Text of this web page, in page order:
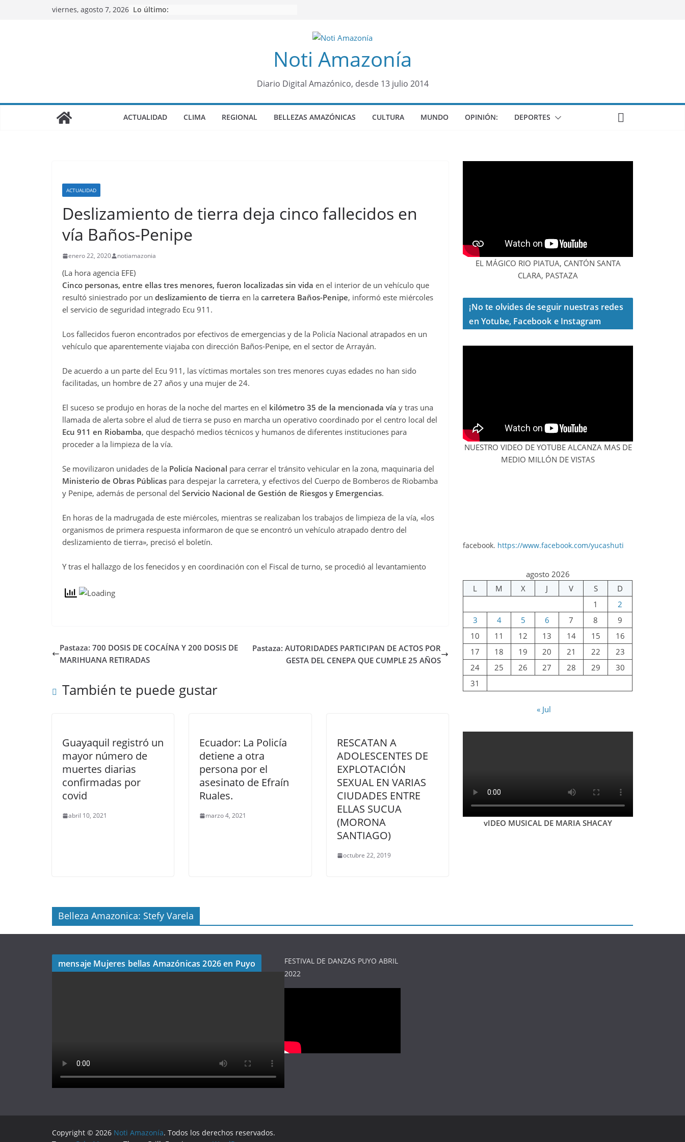
viernes, agosto 7, 2026 Lo último:
Noti Amazonía
Diario Digital Amazónico, desde 13 julio 2014
ACTUALIDAD CLIMA REGIONAL BELLEZAS AMAZÓNICAS CULTURA MUNDO OPINIÓN: DEPORTES
ACTUALIDAD
Deslizamiento de tierra deja cinco fallecidos en
vía Baños-Penipe
enero 22, 2020 notiamazonia
(La hora agencia EFE)
Cinco personas, entre ellas tres menores, fueron localizadas sin vida en el interior de un vehículo que
resultó siniestrado por un deslizamiento de tierra en la carretera Baños-Penipe, informó este miércoles
el servicio de seguridad integrado Ecu 911.
Los fallecidos fueron encontrados por efectivos de emergencias y de la Policía Nacional atrapados en un
vehículo que aparentemente viajaba con dirección Baños-Penipe, en el sector de Arrayán.
De acuerdo a un parte del Ecu 911, las víctimas mortales son tres menores cuyas edades no han sido
facilitadas, un hombre de 27 años y una mujer de 24.
El suceso se produjo en horas de la noche del martes en el kilómetro 35 de la mencionada vía y tras una
llamada de alerta sobre el alud de tierra se puso en marcha un operativo coordinado por el centro local del
Ecu 911 en Riobamba, que despachó medios técnicos y humanos de diferentes instituciones para
proceder a la limpieza de la vía.
Se movilizaron unidades de la Policía Nacional para cerrar el tránsito vehicular en la zona, maquinaria del
Ministerio de Obras Públicas para despejar la carretera, y efectivos del Cuerpo de Bomberos de Riobamba
y Penipe, además de personal del Servicio Nacional de Gestión de Riesgos y Emergencias.
En horas de la madrugada de este miércoles, mientras se realizaban los trabajos de limpieza de la vía, «los
organismos de primera respuesta informaron de que se encontró un vehículo atrapado dentro del
deslizamiento de tierra», precisó el boletín.
Y tras el hallazgo de los fenecidos y en coordinación con el Fiscal de turno, se procedió al levantamiento
Pastaza: 700 DOSIS DE COCAÍNA Y 200 DOSIS DE
MARIHUANA RETIRADAS
Pastaza: AUTORIDADES PARTICIPAN DE ACTOS POR
GESTA DEL CENEPA QUE CUMPLE 25 AÑOS
También te puede gustar
Guayaquil registró un
mayor número de
muertes diarias
confirmadas por
covid
abril 10, 2021
Ecuador: La Policía
detiene a otra
persona por el
asesinato de Efraín
Ruales.
marzo 4, 2021
RESCATAN A
ADOLESCENTES DE
EXPLOTACIÓN
SEXUAL EN VARIAS
CIUDADES ENTRE
ELLAS SUCUA
(MORONA
SANTIAGO)
octubre 22, 2019
EL MÁGICO RIO PIATUA, CANTÓN SANTA
CLARA, PASTAZA
¡No te olvides de seguir nuestras redes
en Yotube, Facebook e Instagram
NUESTRO VIDEO DE YOTUBE ALCANZA MAS DE
MEDIO MILLÓN DE VISTAS
facebook. https://www.facebook.com/yucashuti
agosto 2026
L
M X J V S
D
1
2
3
4 5 6 7 8
9
10
11 12 13 14 15
16
17
18 19 20 21 22
23
24
25 26 27 28 29
30
31
« Jul
vIDEO MUSICAL DE MARIA SHACAY
Belleza Amazonica: Stefy Varela
mensaje Mujeres bellas Amazónicas 2026 en Puyo
FESTIVAL DE DANZAS PUYO ABRIL
2022
Copyright © 2026 Noti Amazonía. Todos los derechos reservados.